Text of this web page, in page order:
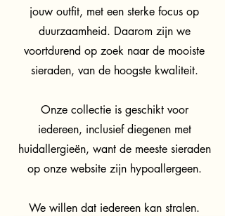
jouw outfit, met een sterke focus op
duurzaamheid. Daarom zijn we
voortdurend op zoek naar de mooiste
sieraden, van de hoogste kwaliteit.
Onze collectie is geschikt voor
iedereen, inclusief diegenen met
huidallergieën, want de meeste sieraden
op onze website zijn hypoallergeen.
We willen dat iedereen kan stralen.